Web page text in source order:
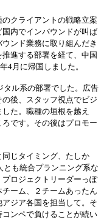
クライアントの戦略立案
内でインバウンドが叫ば
ンド業務に取り組んだき
進する部署を経て、中国
4月に帰国しました。
タル系の部署でした。広告
後、スタッフ視点でビジ
た。職種の垣根を越え
です。その後はプロモー
同じタイミング、たしか
も統合プランニング系な
ロジェクトリーダーっぽ
ーム、２チームあったん
ジア各国を担当して。そ
ンペで負けることが続い